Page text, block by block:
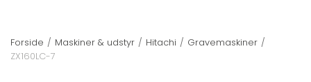
Forside / Maskiner & udstyr / Hitachi / Gravemaskiner /
ZX160LC-7